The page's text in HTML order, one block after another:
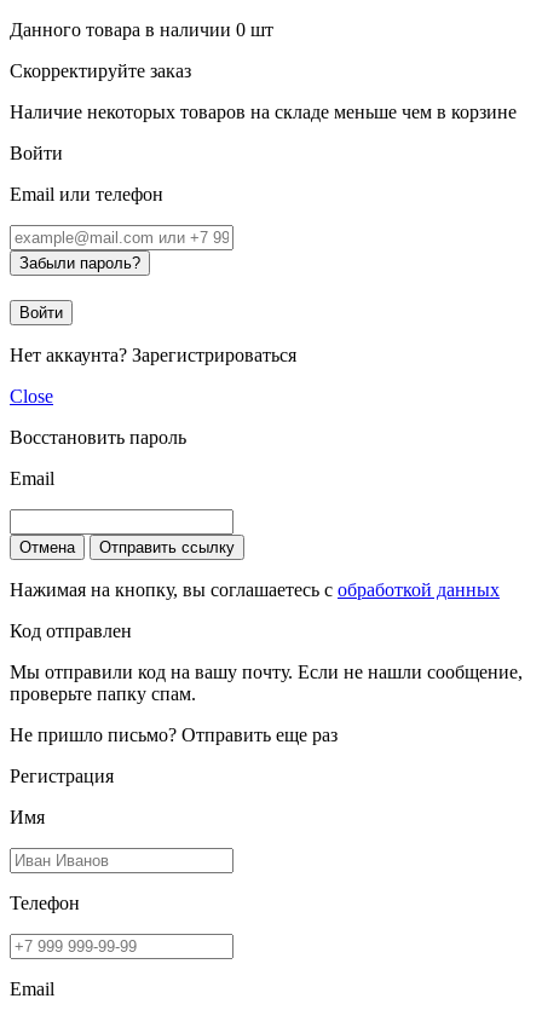
Данного товара в наличии 0 шт
Скорректируйте заказ
Наличие некоторых товаров на складе меньше чем в корзине
Войти
Email или телефон
Забыли пароль?
Войти
Нет аккаунта? Зарегистрироваться
Close
Восстановить пароль
Email
Отмена Отправить ссылку
Нажимая на кнопку, вы соглашаетесь с обработкой данных
Код отправлен
Мы отправили код на вашу почту. Если не нашли сообщение,
проверьте папку спам.
Не пришло письмо? Отправить еще раз
Регистрация
Имя
Телефон
Email